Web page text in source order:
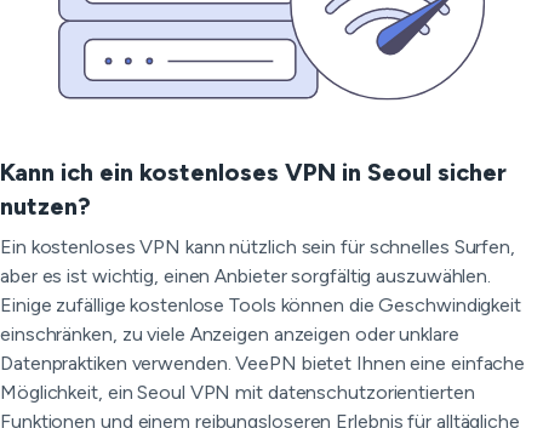
Kann ich ein kostenloses VPN in Seoul sicher
nutzen?
Ein kostenloses VPN kann nützlich sein für schnelles Surfen,
aber es ist wichtig, einen Anbieter sorgfältig auszuwählen.
Einige zufällige kostenlose Tools können die Geschwindigkeit
einschränken, zu viele Anzeigen anzeigen oder unklare
Datenpraktiken verwenden. VeePN bietet Ihnen eine einfache
Möglichkeit, ein Seoul VPN mit datenschutzorientierten
Funktionen und einem reibungsloseren Erlebnis für alltägliche